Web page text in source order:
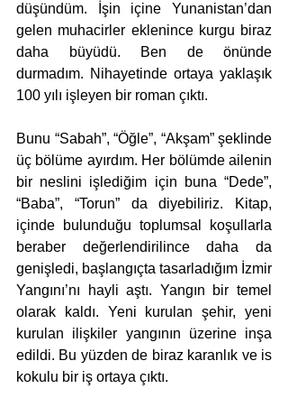
düşündüm. İşin içine Yunanistan’dan
gelen muhacirler eklenince kurgu biraz
daha büyüdü. Ben de önünde
durmadım. Nihayetinde ortaya yaklaşık
100 yılı işleyen bir roman çıktı.
Bunu “Sabah”, “Öğle”, “Akşam” şeklinde
üç bölüme ayırdım. Her bölümde ailenin
bir neslini işlediğim için buna “Dede”,
“Baba”, “Torun” da diyebiliriz. Kitap,
içinde bulunduğu toplumsal koşullarla
beraber değerlendirilince daha da
genişledi, başlangıçta tasarladığım İzmir
Yangını’nı hayli aştı. Yangın bir temel
olarak kaldı. Yeni kurulan şehir, yeni
kurulan ilişkiler yangının üzerine inşa
edildi. Bu yüzden de biraz karanlık ve is
kokulu bir iş ortaya çıktı.